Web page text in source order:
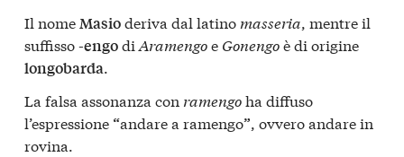
Il nomeMasioderiva dal latino masseria, mentre il
suffisso-engodi Aramengoe Gonengoè di origine
longobarda.
La falsa assonanza con ramengoha diffuso
l’espressione “andare a ramengo”, ovvero andare in
rovina.